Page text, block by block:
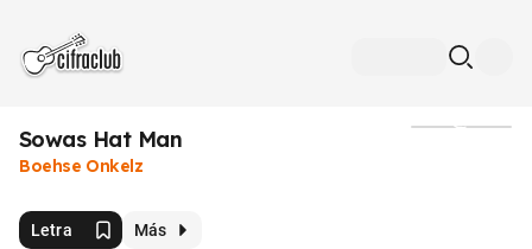
Sowas Hat Man
Boehse Onkelz
Letra Más